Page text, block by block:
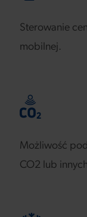
Sterowanie
mobilnej.
Możliwość
CO2 lub